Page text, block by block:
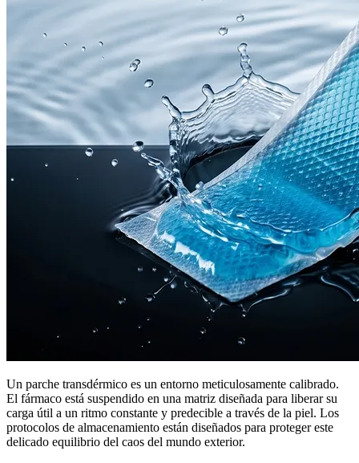
Un parche transdérmico es un entorno meticulosamente calibrado.
El fármaco está suspendido en una matriz diseñada para liberar su
carga útil a un ritmo constante y predecible a través de la piel. Los
protocolos de almacenamiento están diseñados para proteger este
delicado equilibrio del caos del mundo exterior.